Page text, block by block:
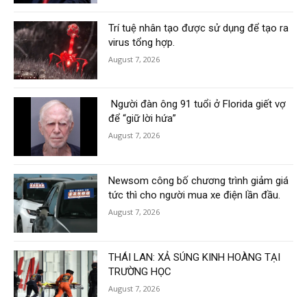
Trí tuệ nhân tạo được sử dụng để tạo ra
virus tổng hợp.
August 7, 2026
Người đàn ông 91 tuổi ở Florida giết vợ
để “giữ lời hứa”
August 7, 2026
Newsom công bố chương trình giảm giá
tức thì cho người mua xe điện lần đầu.
August 7, 2026
THÁI LAN: XẢ SÚNG KINH HOÀNG TẠI
TRƯỜNG HỌC
August 7, 2026